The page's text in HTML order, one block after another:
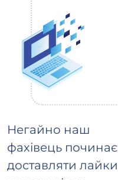
Негайно наш
фахівець починає
доставляти лайки